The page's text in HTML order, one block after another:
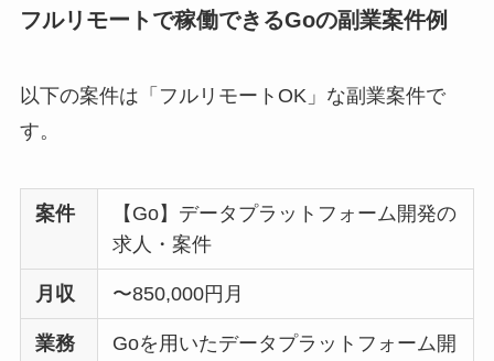
フルリモートで稼働できるGoの副業案件例
以下の案件は「フルリモートOK」な副業案件で
す。
案件
【Go】データプラットフォーム開発の
求人・案件
月収 〜850,000円月
業務
Goを用いたデータプラットフォーム開